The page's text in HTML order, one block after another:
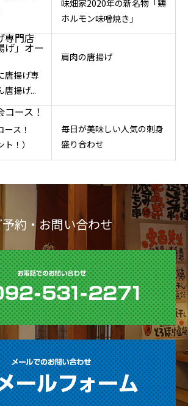
味畑家2020年の新名物「鶏
ホルモン味噌焼き」
唐揚げ専
唐揚げ...
肩肉の唐揚げ
ス！
！）
毎日が美味しい人気の刺身
盛り合わせ
約・お問い合わせ